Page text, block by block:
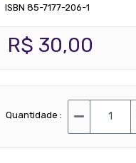
ISBN 85-7177-206-1
R$ 30,00
Quantidade :